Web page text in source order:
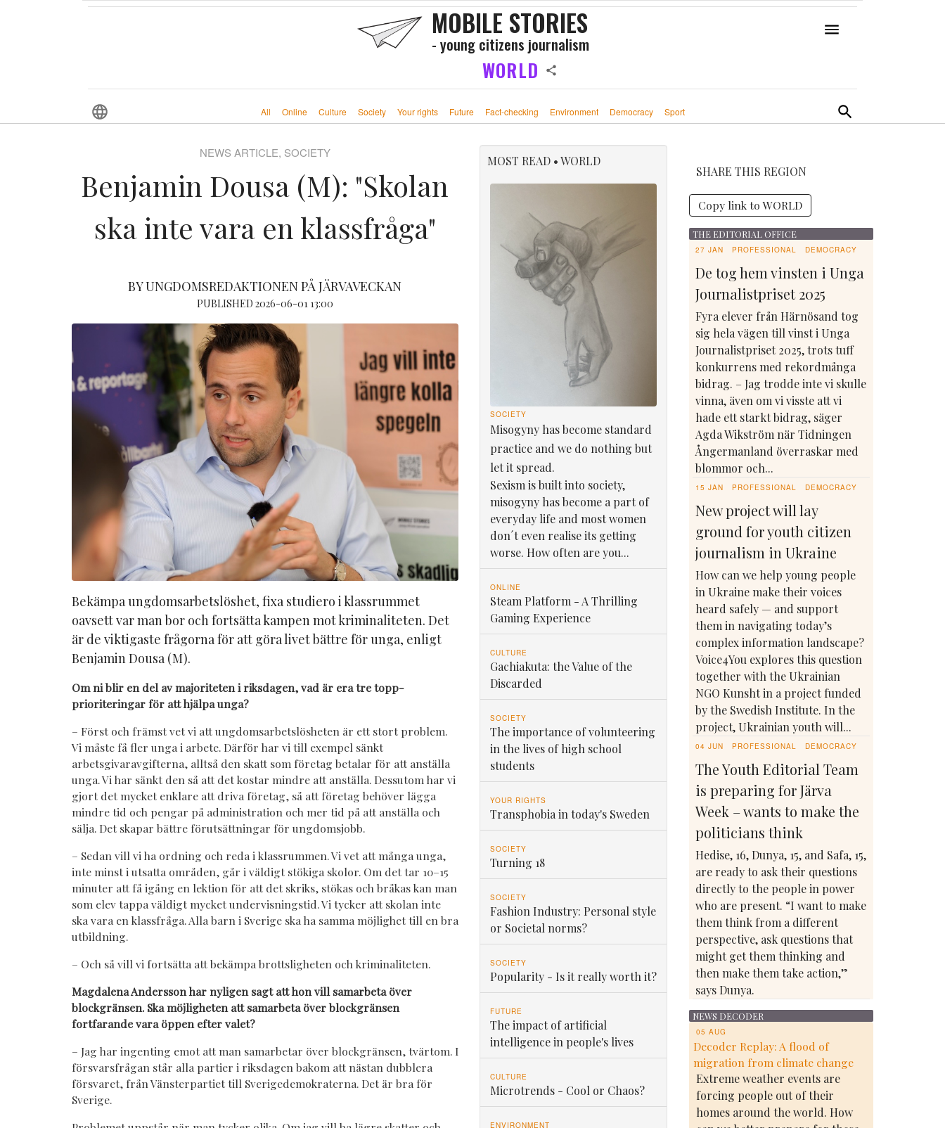
MOBILE STORIES
- young citizens journalism
WORLD
All Online Culture Society Your rights Future Fact-checking Environment Democracy Sport
NEWS ARTICLE, SOCIETY
Benjamin Dousa (M): "Skolan
ska inte vara en klassfråga"
BY UNGDOMSREDAKTIONEN PÅ JÄRVAVECKAN
PUBLISHED 2026-06-01 13:00
Bekämpa ungdomsarbetslöshet, fixa studiero i klassrummet
oavsett var man bor och fortsätta kampen mot kriminaliteten. Det
är de viktigaste frågorna för att göra livet bättre för unga, enligt
Benjamin Dousa (M).
Om ni blir en del av majoriteten i riksdagen, vad är era tre topp-
prioriteringar för att hjälpa unga?
– Först och främst vet vi att ungdomsarbetslösheten är ett stort problem.
Vi måste få fler unga i arbete. Därför har vi till exempel sänkt
arbetsgivaravgifterna, alltså den skatt som företag betalar för att anställa
unga. Vi har sänkt den så att det kostar mindre att anställa. Dessutom har vi
gjort det mycket enklare att driva företag, så att företag behöver lägga
mindre tid och pengar på administration och mer tid på att anställa och
sälja. Det skapar bättre förutsättningar för ungdomsjobb.
– Sedan vill vi ha ordning och reda i klassrummen. Vi vet att många unga,
inte minst i utsatta områden, går i väldigt stökiga skolor. Om det tar 10–15
minuter att få igång en lektion för att det skriks, stökas och bråkas kan man
som elev tappa väldigt mycket undervisningstid. Vi tycker att skolan inte
ska vara en klassfråga. Alla barn i Sverige ska ha samma möjlighet till en bra
utbildning.
– Och så vill vi fortsätta att bekämpa brottsligheten och kriminaliteten.
Magdalena Andersson har nyligen sagt att hon vill samarbeta över
blockgränsen. Ska möjligheten att samarbeta över blockgränsen
fortfarande vara öppen efter valet?
– Jag har ingenting emot att man samarbetar över blockgränsen, tvärtom. I
försvarsfrågan står alla partier i riksdagen bakom att nästan dubblera
försvaret, från Vänsterpartiet till Sverigedemokraterna. Det är bra för
Sverige.
MOST READ • WORLD
SOCIETY
Misogyny has become standard
practice and we do nothing but
let it spread.
Sexism is built into society,
misogyny has become a part of
everyday life and most women
don´t even realise its getting
worse. How often are you...
ONLINE
Steam Platform - A Thrilling
Gaming Experience
CULTURE
Gachiakuta: the Value of the
Discarded
SOCIETY
The importance of volunteering
in the lives of high school
students
YOUR RIGHTS
Transphobia in today's Sweden
SOCIETY
Turning 18
SOCIETY
Fashion Industry: Personal style
or Societal norms?
SOCIETY
Popularity - Is it really worth it?
FUTURE
The impact of artificial
intelligence in people's lives
CULTURE
Microtrends - Cool or Chaos?
ENVIRONMENT
SHARE THIS REGION
Copy link to WORLD
THE EDITORIAL OFFICE
27 JAN PROFESSIONAL DEMOCRACY
De tog hem vinsten i Unga
Journalistpriset 2025
Fyra elever från Härnösand tog
sig hela vägen till vinst i Unga
Journalistpriset 2025, trots tuff
konkurrens med rekordmånga
bidrag. – Jag trodde inte vi skulle
vinna, även om vi visste att vi
hade ett starkt bidrag, säger
Agda Wikström när Tidningen
Ångermanland överraskar med
blommor och...
15 JAN PROFESSIONAL DEMOCRACY
New project will lay
ground for youth citizen
journalism in Ukraine
How can we help young people
in Ukraine make their voices
heard safely — and support
them in navigating today’s
complex information landscape?
Voice4You explores this question
together with the Ukrainian
NGO Kunsht in a project funded
by the Swedish Institute. In the
project, Ukrainian youth will...
04 JUN PROFESSIONAL DEMOCRACY
The Youth Editorial Team
is preparing for Järva
Week – wants to make the
politicians think
Hedise, 16, Dunya, 15, and Safa, 15,
are ready to ask their questions
directly to the people in power
who are present. “I want to make
them think from a different
perspective, ask questions that
might get them thinking and
then make them take action,”
says Dunya.
NEWS DECODER
05 AUG
Decoder Replay: A flood of
migration from climate change
Extreme weather events are
forcing people out of their
homes around the world. How